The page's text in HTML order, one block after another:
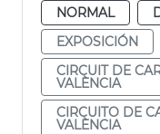
NORMAL
EXPOSICIÓN
CIRCUIT DE
VALÈNCIA
CIRCUITO DE
VALÈNCIA